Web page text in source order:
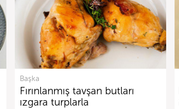
Başka
Fırınlanmış tavşan butları
ızgara turplarla